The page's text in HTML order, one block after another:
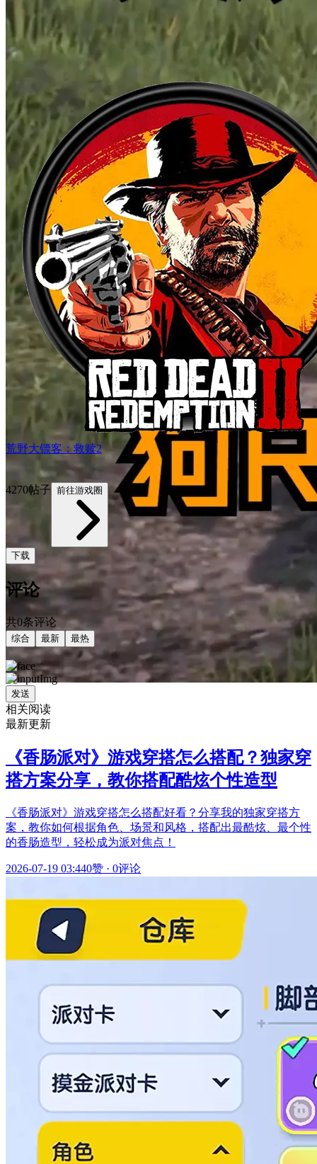
荒野大镖客：救赎2
7.4
4270帖子 前往游戏圈
下载
评论
共0条评论
综合 最新 最热
发送
相关阅读
最新更新
《香肠派对》游戏穿搭怎么搭配？独家穿
搭方案分享，教你搭配酷炫个性造型
《香肠派对》游戏穿搭怎么搭配好看？分享我的独家穿搭方
案，教你如何根据角色、场景和风格，搭配出最酷炫、最个性
的香肠造型，轻松成为派对焦点！
2026-07-19 03:440赞 · 0评论